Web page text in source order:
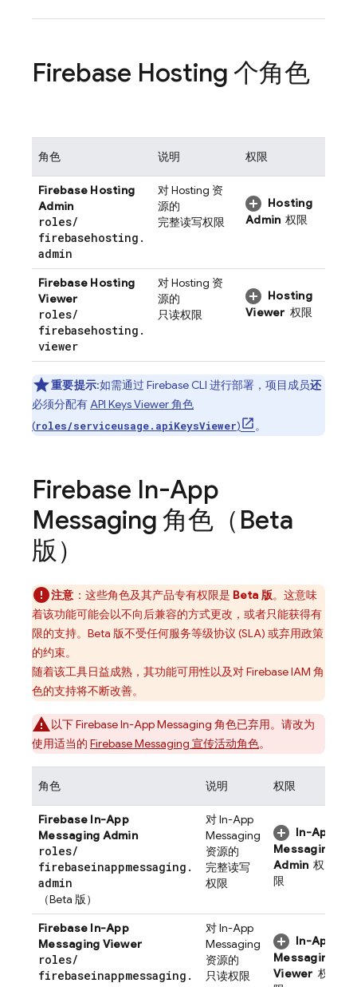
Firebase Hosting 个角色
角色 说明 权限
Firebase Hosting
Admin
roles/
firebasehosting .
admin
对Hosting 资
源的
完整读写权限
Hosting
Admin 权限
Firebase Hosting
Viewer
roles/
firebasehosting .
viewer
对Hosting 资
源的
只读权限
Hosting
Viewer 权限
重要提示:如需通过 Firebase CLI 进行部署，项目成员还
必须分配有API Keys Viewer 角色
(roles/serviceusage.apiKeysViewer) 。
Firebase In-App
Messaging 角色（Beta
版）
注意 ：这些角色及其产品专有权限是 Beta 版。这意味
着该功能可能会以不向后兼容的方式更改，或者只能获得有
限的支持。Beta 版不受任何服务等级协议 (SLA) 或弃用政策
的约束。
随着该工具日益成熟，其功能可用性以及对 Firebase IAM 角
色的支持将不断改善。
以下Firebase In-App Messaging 角色已弃用。请改为
使用适当的 Firebase Messaging 宣传活动角色。
角色 说明 权限
Firebase In-App
Messaging Admin
roles/
firebaseinappmessaging .
admin
（Beta 版）
对In-App
Messaging
资源的
完整读写
权限
In-App
Messaging
Admin 权
限
Firebase In-App
Messaging Viewer
roles/
firebaseinappmessaging .
对In-App
Messaging
资源的
只读权限
In-App
Messaging
Viewer 权